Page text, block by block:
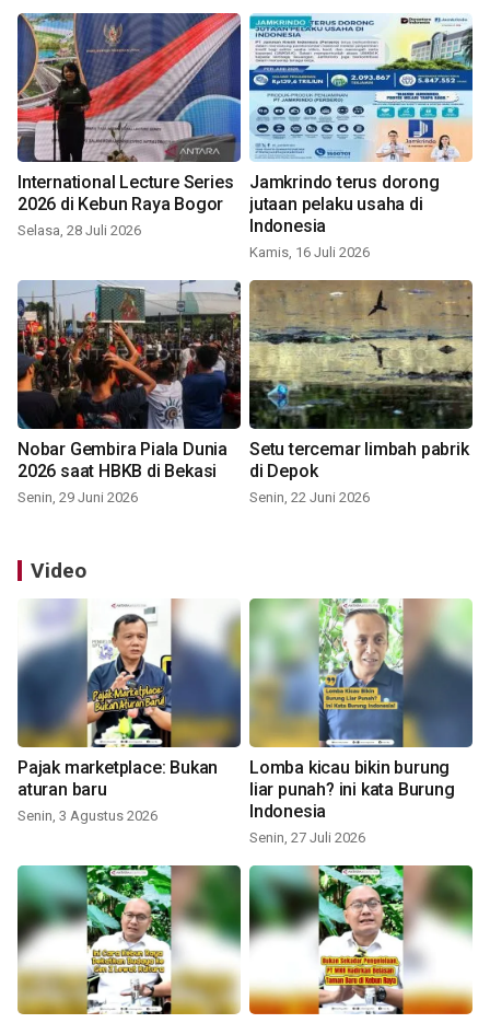
International Lecture Series
2026 di Kebun Raya Bogor
Selasa, 28 Juli 2026
Jamkrindo terus dorong
jutaan pelaku usaha di
Indonesia
Kamis, 16 Juli 2026
Nobar Gembira Piala Dunia
2026 saat HBKB di Bekasi
Senin, 29 Juni 2026
Setu tercemar limbah pabrik
di Depok
Senin, 22 Juni 2026
Video
Pajak marketplace: Bukan
aturan baru
Senin, 3 Agustus 2026
Lomba kicau bikin burung
liar punah? ini kata Burung
Indonesia
Senin, 27 Juli 2026